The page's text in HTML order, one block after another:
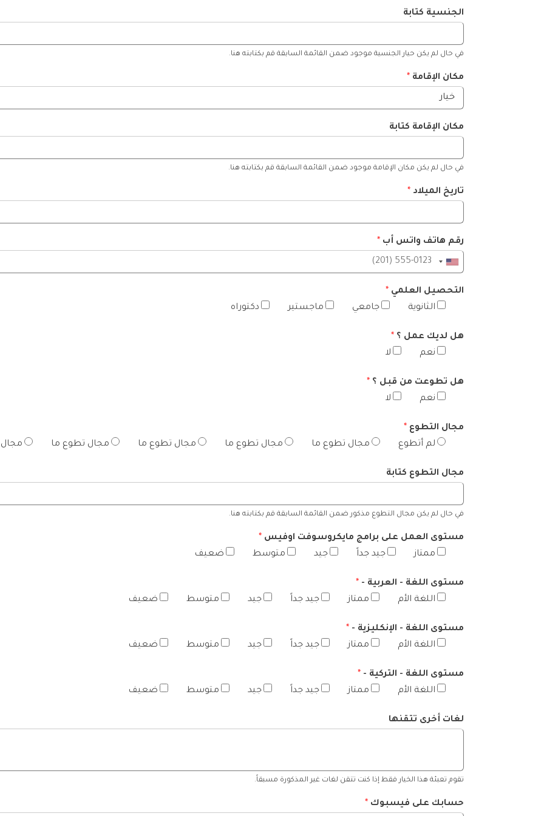
الجنسية كتابة
في حال لم يكن حيار الجنسية موجود ضمن القائمة السابقة قم بكتابته هنا.
مكان الإقامة *
مكان الإقامة كتابة
في حال لم يكن مكان الإقامة موجود ضمن القائمة السابقة قم بكتابته هنا.
تاريخ الميلاد *
رقم هاتف واتس أب *
التحصيل العلمي *
الثانوية
جامعي ماجستير دكتوراه
هل لديك عمل ؟ *
نعم
لا
هل تطوعت من قبل ؟ *
نعم
لا
مجال التطوع *
لم أتطوع
مجال تطوع ما مجال تطوع ما مجال تطوع ما مجال تطوع ما
مجال التطوع كتابة
في حال لم يكن مجال التطوع مذكور ضمن القائمة السابقة قم بكتابته هنا.
مستوى العمل على برامج مايكروسوفت اوفيس *
ممتاز
جيد جداً جيد متوسط ضعيف
مستوى اللغة - العربية - *
اللغة الأم
ممتاز جيد جداً جيد متوسط ضعيف
مستوى اللغة - الإنكليزية - *
اللغة الأم
ممتاز جيد جداً جيد متوسط ضعيف
مستوى اللغة - التركية - *
اللغة الأم
ممتاز جيد جداً جيد متوسط ضعيف
لغات أخرى تتقنها
تقوم تعبئة هذا الخيار فقط إذا كنت تتقن لغات غير المذكورة مسبقاً.
حسابك على فيسبوك *